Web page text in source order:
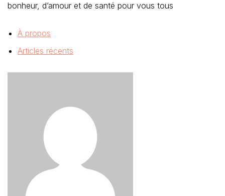
bonheur, d’amour et de santé pour vous tous
À propos
Articles récents